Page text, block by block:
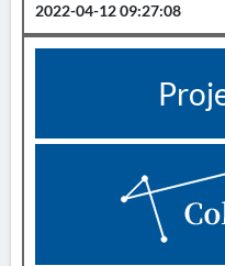
2022-04-12 09:27:08